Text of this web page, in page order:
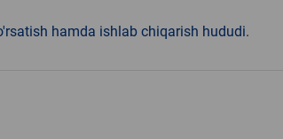
hamda ishlab chiqarish hududi.